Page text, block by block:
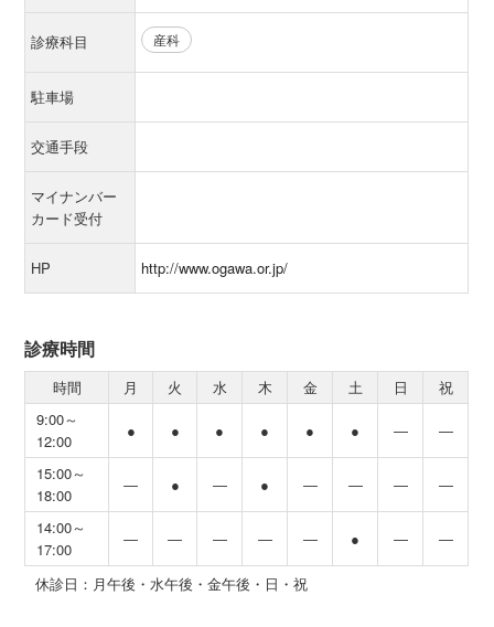
診療科目 産科
駐車場
交通手段
マイナンバー
カード受付
HP http://www.ogawa.or.jp/
診療時間
時間 月 火 水 木 金 土 日
祝
9:00～
12:00
● ● ● ● ● ● ― ―
15:00～
18:00
― ● ― ● ― ― ― ―
14:00～
17:00
― ― ― ― ― ● ― ―
休診日：月午後・水午後・金午後・日・祝